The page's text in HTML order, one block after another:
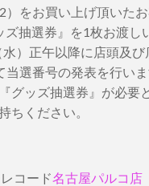
）をお買い上げ頂いた
抽選券』を1枚お渡し
）正午以降に店頭及
選番号の発表を行いま
グッズ抽選券』が必要
ちください。
コード名古屋パルコ店